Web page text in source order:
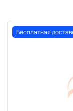
Бесплатная